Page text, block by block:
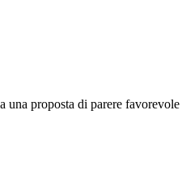
proposta di parere favorevole